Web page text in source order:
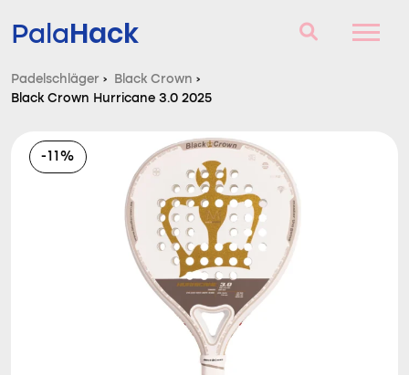
PalaHack
Padelschläger
Fragen und Antworten
Vergleich
Padelschläger › Black Crown ›
Black Crown Hurricane 3.0 2025
-11%